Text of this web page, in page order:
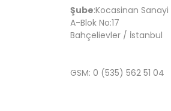
Şube:Kocasinan Sanayi
A-Blok No:17
Bahçelievler / İstanbul
GSM: 0 (535) 562 51 04